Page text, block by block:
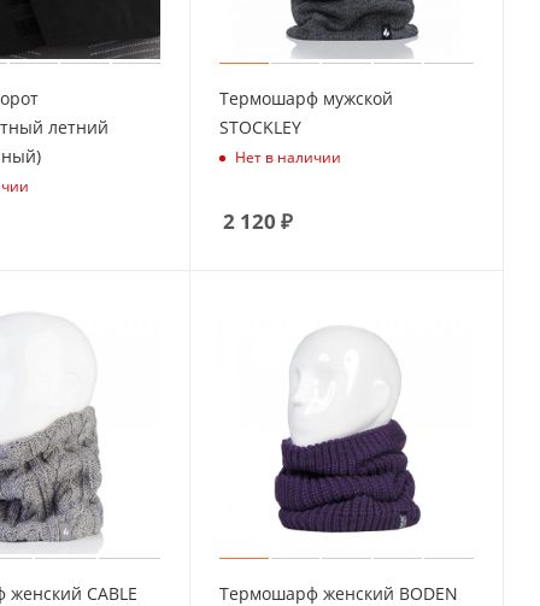
летний
Термошарф мужской
STOCKLEY
Нет в наличии
2 120 ₽
CABLE Термошарф женский BODEN